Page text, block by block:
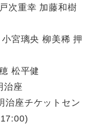
次重幸 加藤和樹
宮璃央 柳美稀 押
松平健
治座
治座チケットセン